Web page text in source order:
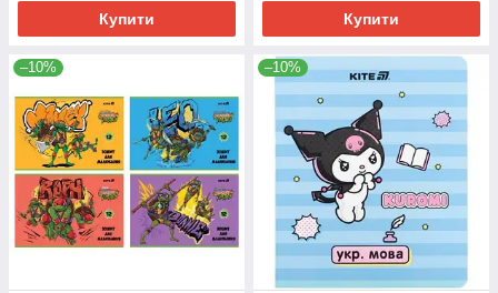
Купити Купити
–10% –10%